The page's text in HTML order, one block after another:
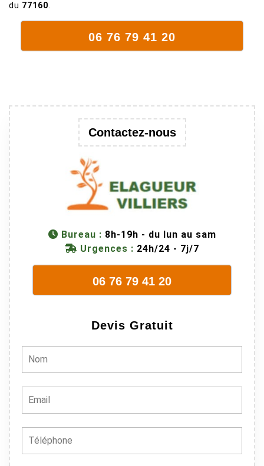
donc
dangereuse.
connaissent
très bien leur
en plus ils
Bref, nous
du 77160
06 76 79 41 20
Contactez-nous
Bureau : 8h-19h - du lun au sam
Urgences : 24h/24 - 7j/7
06 76 79 41 20
Devis Gratuit